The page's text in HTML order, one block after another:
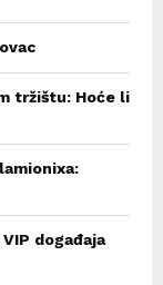
tržištu: Hoće li
događaja